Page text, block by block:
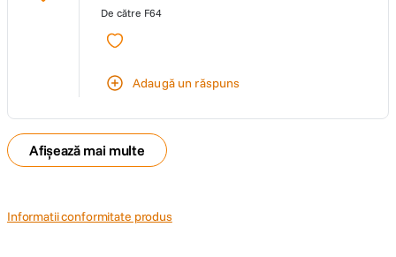
De către F64
Adaugă un răspuns
Afișează mai multe
Informatii conformitate produs